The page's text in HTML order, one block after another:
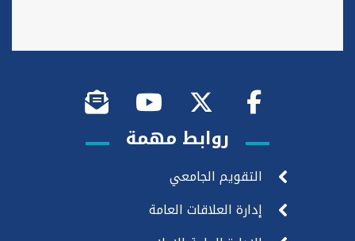
روابط مهمة
التقويم الجامعي
إدارة العلاقات العامة